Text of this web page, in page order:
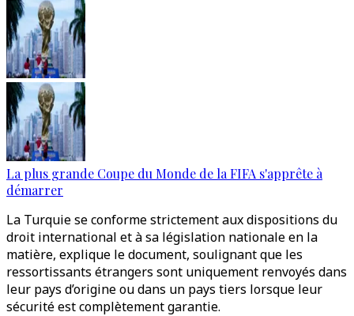
La plus grande Coupe du Monde de la FIFA s'apprête à
démarrer
La Turquie se conforme strictement aux dispositions du
droit international et à sa législation nationale en la
matière, explique le document, soulignant que les
ressortissants étrangers sont uniquement renvoyés dans
leur pays d’origine ou dans un pays tiers lorsque leur
sécurité est complètement garantie.